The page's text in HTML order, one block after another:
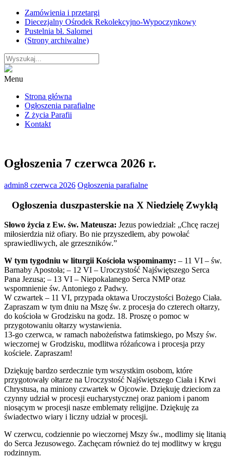
Skip
content
Zamówienia i przetargi
Diecezjalny Ośrodek Rekolekcyjno-Wypoczynkowy
Pustelnia bł. Salomei
(Strony archiwalne)
Menu
Strona główna
Ogłoszenia parafialne
Z życia Parafii
Kontakt
Ogłoszenia 7 czerwca 2026 r.
admin8 czerwca 2026 Ogłoszenia parafialne
Ogłoszenia duszpasterskie na X Niedzielę Zwykłą
Słowo życia z Ew. św. Mateusza: Jezus powiedział: „Chcę raczej
miłosierdzia niż ofiary. Bo nie przyszedłem, aby powołać
sprawiedliwych, ale grzeszników.”
W tym tygodniu w liturgii Kościoła wspominamy: – 11 VI – św.
Barnaby Apostoła; – 12 VI – Uroczystość Najświętszego Serca
Pana Jezusa; – 13 VI – Niepokalanego Serca NMP oraz
wspomnienie św. Antoniego z Padwy.
W czwartek – 11 VI, przypada oktawa Uroczystości Bożego Ciała.
Zapraszam w tym dniu na Mszę św. z procesja do czterech ołtarzy,
do kościoła w Grodzisku na godz. 18. Proszę o pomoc w
przygotowaniu ołtarzy wystawienia.
13-go czerwca, w ramach nabożeństwa fatimskiego, po Mszy św.
wieczornej w Grodzisku, modlitwa różańcowa i procesja przy
kościele. Zapraszam!
Dziękuję bardzo serdecznie tym wszystkim osobom, które
przygotowały ołtarze na Uroczystość Najświętszego Ciała i Krwi
Chrystusa, na miniony czwartek w Ojcowie. Dziękuję dzieciom za
czynny udział w procesji eucharystycznej oraz paniom i panom
niosącym w procesji nasze emblematy religijne. Dziękuję za
świadectwo wiary i liczny udział w procesji.
W czerwcu, codziennie po wieczornej Mszy św., modlimy się litanią
do Serca Jezusowego. Zachęcam również do tej modlitwy w kręgu
rodzinnym.